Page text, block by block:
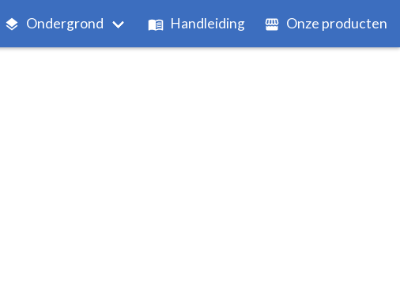
Ondergrond Handleiding Onze producten